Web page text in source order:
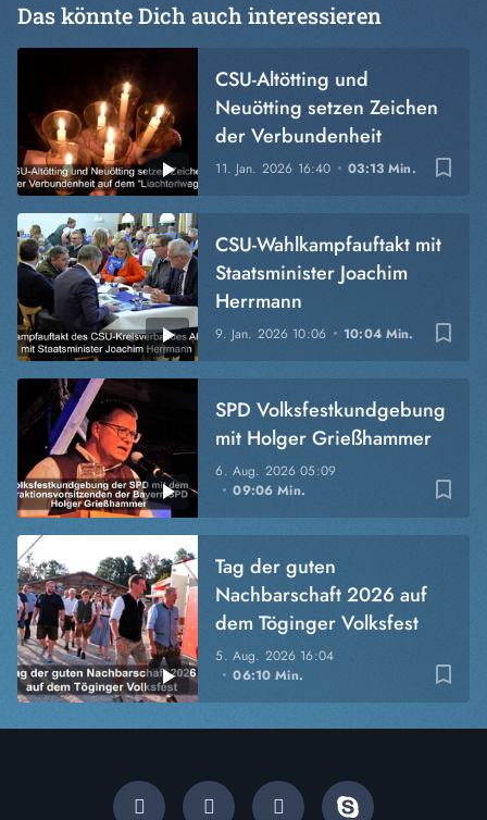
Das könnte Dich auch interessieren
bookmark_border
11. Jan. 2026 16:40 03:13 Min.
CSU-Altötting und
Neuötting setzen Zeichen
der Verbundenheit
bookmark_border
9. Jan. 2026 10:06 10:04 Min.
CSU-Wahlkampfauftakt mit
Staatsminister Joachim
Herrmann
bookmark_border
6. Aug. 202605:09
09:06 Min.
SPD Volksfestkundgebung
mit Holger Grießhammer
bookmark_border
5. Aug. 2026 16:04
06:10 Min.
Tag der guten
Nachbarschaft 2026 auf
dem Töginger Volksfest